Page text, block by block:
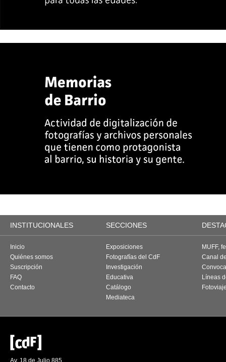
INSTITUCIONALES SECCIONES
Inicio
Quiénes somos
Suscripción
FAQ
Contacto
Exposiciones
Fotografías del CdF
Investigación
Educativa
Catálogo
Mediateca
MUFF,
Canal
Líneas
Av. 18 de Julio 885